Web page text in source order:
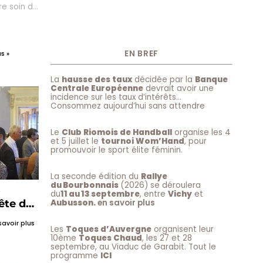
soin de
»
des
plus
EN BREF
La hausse des taux décidée par la Banque
Centrale Européenne devrait avoir une
incidence sur les taux d’intérêts…
Consommez aujourd’hui sans attendre
Le Club Riomois de Handball organise les 4
et 5 juillet le tournoi Wom’Hand, pour
promouvoir le sport élite féminin.
La seconde édition du Rallye
du Bourbonnais (2026) se déroulera
du11 au 13 septembre, entre Vichy et
Aubusson.en savoir plus
Les Toques d’Auvergne organisent leur
10ème Toques Chaud, les 27 et 28
septembre, au Viaduc de Garabit. Tout le
programme ICI